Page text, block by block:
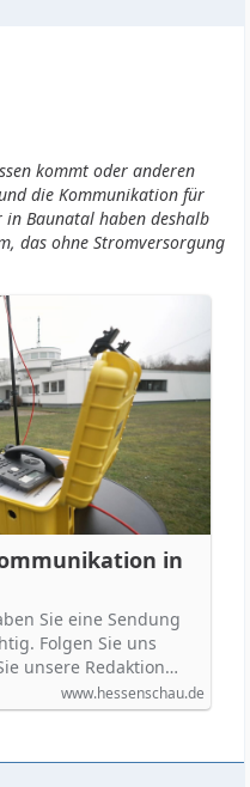
kommt oder anderen
die Kommunikation für
Baunatal haben deshalb
das ohne Stromversorgung
in
Sie eine Sendung
Folgen Sie uns
unsere Redaktion…
www.hessenschau.de